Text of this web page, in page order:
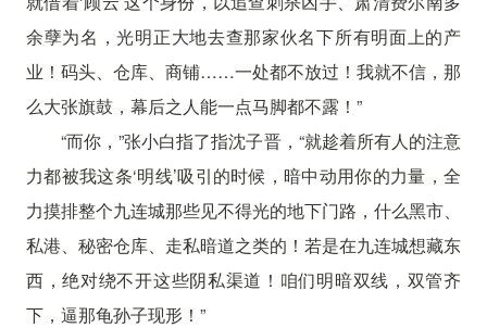
余孽为名，光明正大地去查那家伙名下所有明面上的产
业！码头、仓库、商铺……一处都不放过！我就不信，那
么大张旗鼓，幕后之人能一点马脚都不露！”
“而你，”张小白指了指沈子晋，“就趁着所有人的注意
力都被我这条‘明线’吸引的时候，暗中动用你的力量，全
力摸排整个九连城那些见不得光的地下门路，什么黑市、
私港、秘密仓库、走私暗道之类的！若是在九连城想藏东
西，绝对绕不开这些阴私渠道！咱们明暗双线，双管齐
下，逼那龟孙子现形！”